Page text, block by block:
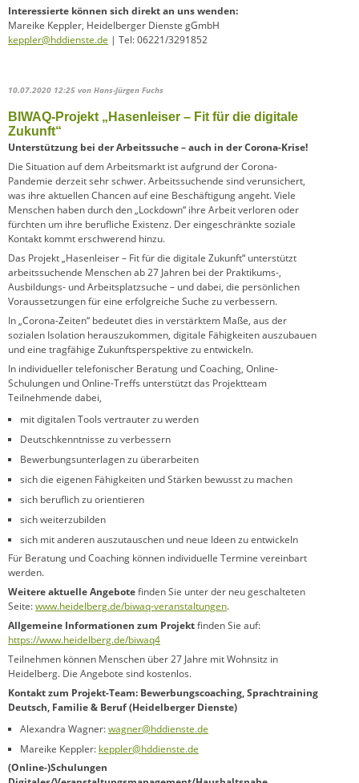
Interessierte können sich direkt an uns wenden:
Mareike Keppler, Heidelberger Dienste gGmbH
keppler@hddienste.de | Tel: 06221/3291852
10.07.2020 12:25 von Hans-Jürgen Fuchs
BIWAQ-Projekt „Hasenleiser – Fit für die digitale
Zukunft“
Unterstützung bei der Arbeitssuche – auch in der Corona-Krise!
Die Situation auf dem Arbeitsmarkt ist aufgrund der Corona-
Pandemie derzeit sehr schwer. Arbeitssuchende sind verunsichert,
was ihre aktuellen Chancen auf eine Beschäftigung angeht. Viele
Menschen haben durch den „Lockdown“ ihre Arbeit verloren oder
fürchten um ihre berufliche Existenz. Der eingeschränkte soziale
Kontakt kommt erschwerend hinzu.
Das Projekt „Hasenleiser – Fit für die digitale Zukunft“ unterstützt
arbeitssuchende Menschen ab 27 Jahren bei der Praktikums-,
Ausbildungs- und Arbeitsplatzsuche – und dabei, die persönlichen
Voraussetzungen für eine erfolgreiche Suche zu verbessern.
In „Corona-Zeiten“ bedeutet dies in verstärktem Maße, aus der
sozialen Isolation herauszukommen, digitale Fähigkeiten auszubauen
und eine tragfähige Zukunftsperspektive zu entwickeln.
In individueller telefonischer Beratung und Coaching, Online-
Schulungen und Online-Treffs unterstützt das Projektteam
Teilnehmende dabei,
mit digitalen Tools vertrauter zu werden
Deutschkenntnisse zu verbessern
Bewerbungsunterlagen zu überarbeiten
sich die eigenen Fähigkeiten und Stärken bewusst zu machen
sich beruflich zu orientieren
sich weiterzubilden
sich mit anderen auszutauschen und neue Ideen zu entwickeln
Für Beratung und Coaching können individuelle Termine vereinbart
werden.
Weitere aktuelle Angebotefinden Sie unter der neu geschalteten
Seite:www.heidelberg.de/biwaq-veranstaltungen.
Allgemeine Informationen zum Projektfinden Sie auf:
https://www.heidelberg.de/biwaq4
Teilnehmen können Menschen über 27 Jahre mit Wohnsitz in
Heidelberg. Die Angebote sind kostenlos.
Kontakt zum Projekt-Team: Bewerbungscoaching, Sprachtraining
Deutsch, Familie & Beruf (Heidelberger Dienste)
Alexandra Wagner:wagner@hddienste.de
Mareike Keppler: keppler@hddienste.de
(Online-)Schulungen